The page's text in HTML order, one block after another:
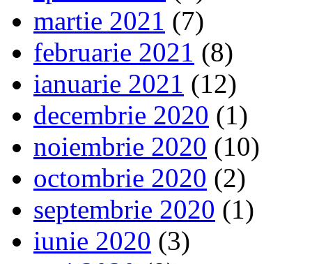
martie 2021 (7)
februarie 2021 (8)
ianuarie 2021 (12)
decembrie 2020 (1)
noiembrie 2020 (10)
octombrie 2020 (2)
septembrie 2020 (1)
iunie 2020 (3)